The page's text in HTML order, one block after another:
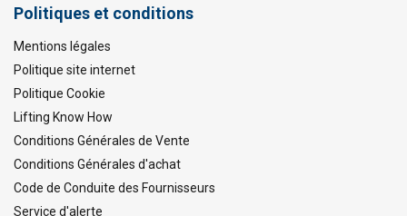
Politiques et conditions
Mentions légales
Politique site internet
Politique Cookie
Lifting Know How
Conditions Générales de Vente
Conditions Générales d'achat
Code de Conduite des Fournisseurs
Service d'alerte